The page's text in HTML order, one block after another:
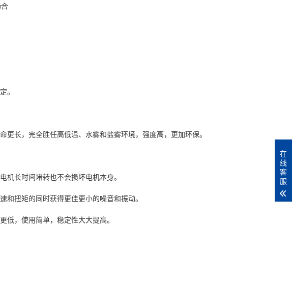
。
长，完全胜任高低温、水雾和盐雾环境，强度高，更加环保。
长时间堵转也不会损坏电机本身。
扭矩的同时获得更佳更小的噪音和振动。
，使用简单，稳定性大大提高。
在
线
客
服